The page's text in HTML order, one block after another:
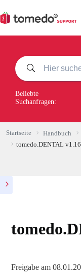
Inhalt
springen
Beliebte
Suchanfragen:
Startseite Handbuch
tomedo.DENTAL
Freigabe am